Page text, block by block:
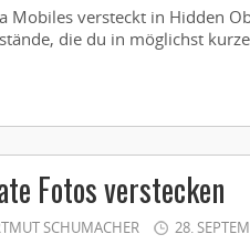
Mobiles versteckt in Hidden
die du in möglichst
Fotos verstecken
SCHUMACHER 28.